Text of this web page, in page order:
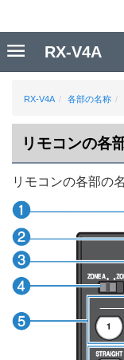
RX-V4A 各部の名称
リモコンの各
リモコンの各部の
RX-V4A